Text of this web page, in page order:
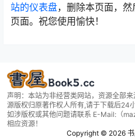
站的仪表盘，删除本页面，
页面。祝您使用愉快！
声明：本站为非经营类网站，资源全部
源版权归原著作权人所有,请于下载后24
如涉版权或其他问题请联系 E-Mail:（
相应资源！
Copyright © 2026书